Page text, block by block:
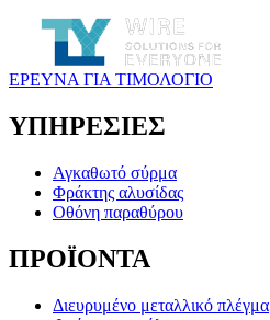
ΕΡΕΥΝΑ ΓΙΑ ΤΙΜΟΛΟΓΙΟ
ΥΠΗΡΕΣΙΕΣ
Αγκαθωτό σύρμα
Φράκτης αλυσίδας
Οθόνη παραθύρου
ΠΡΟΪΟΝΤΑ
Διευρυμένο μεταλλικό πλέγμα